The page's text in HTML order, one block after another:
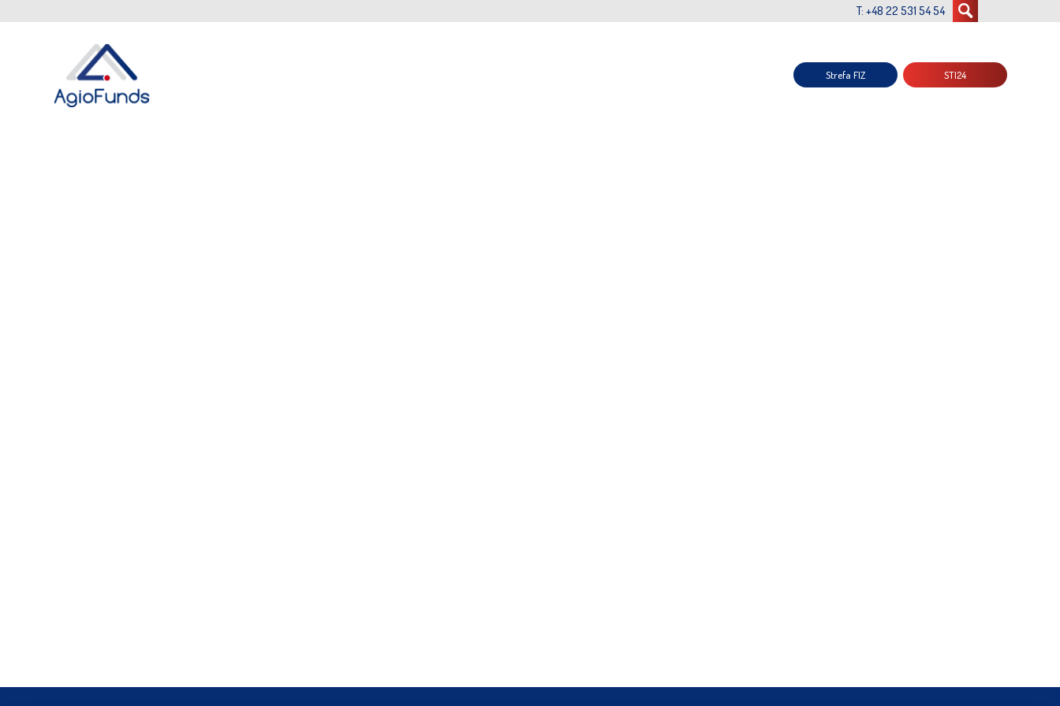
T: +48 22 531 54 54
Strefa FIZ STI24